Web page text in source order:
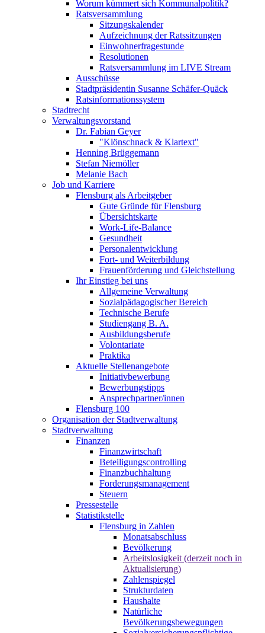
Worum kümmert sich Kommunalpolitik?
Ratsversammlung
Sitzungskalender
Aufzeichnung der Ratssitzungen
Einwohnerfragestunde
Resolutionen
Ratsversammlung im LIVE Stream
Ausschüsse
Stadtpräsidentin Susanne Schäfer-Quäck
Ratsinformationssystem
Stadtrecht
Verwaltungsvorstand
Dr. Fabian Geyer
"Klönschnack & Klartext"
Henning Brüggemann
Stefan Niemöller
Melanie Bach
Job und Karriere
Flensburg als Arbeitgeber
Gute Gründe für Flensburg
Übersichtskarte
Work-Life-Balance
Gesundheit
Personalentwicklung
Fort- und Weiterbildung
Frauenförderung und Gleichstellung
Ihr Einstieg bei uns
Allgemeine Verwaltung
Sozialpädagogischer Bereich
Technische Berufe
Studiengang B. A.
Ausbildungsberufe
Volontariate
Praktika
Aktuelle Stellenangebote
Initiativbewerbung
Bewerbungstipps
Ansprechpartner/innen
Flensburg 100
Organisation der Stadtverwaltung
Stadtverwaltung
Finanzen
Finanzwirtschaft
Beteiligungscontrolling
Finanzbuchhaltung
Forderungsmanagement
Steuern
Pressestelle
Statistikstelle
Flensburg in Zahlen
Monatsabschluss
Bevölkerung
Arbeitslosigkeit (derzeit noch in
Aktualisierung)
Zahlenspiegel
Strukturdaten
Haushalte
Natürliche
Bevölkerungsbewegungen